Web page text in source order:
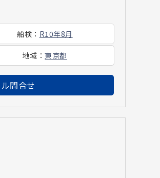
船検 ： R10年8月
地域 ：東京都
問合せ